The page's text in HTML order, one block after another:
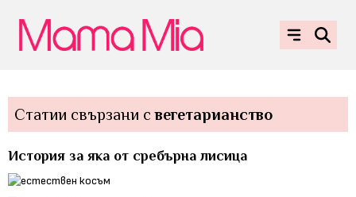
Статии свързани свегетарианство
История за яка от сребърна лисица